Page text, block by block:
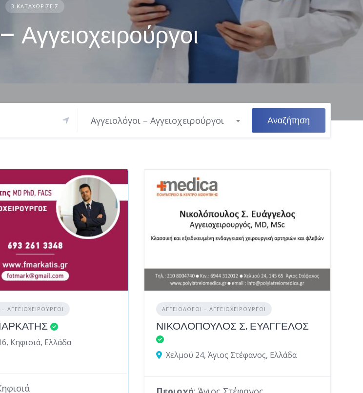
3 ΚΑΤΑΧΩΡΊΣΕΙΣ
Αγγειοχειρούργοι
Αγγειολόγοι – Αγγειοχειρούργοι Αναζήτηση
ΑΓΓΕΙΟΧΕΙΡΟΎΡΓΟΙ
Κηφισιά, Ελλάδα
ΑΓΓΕΙΟΛΌΓΟΙ – ΑΓΓΕΙΟΧΕΙΡΟΎΡΓΟΙ
ΝΙΚΟΛΟΠΟΥΛΟΣ Σ. ΕΥΑΓΓΕΛΟΣ
Χελμού 24, Άγιος Στέφανος, Ελλάδα